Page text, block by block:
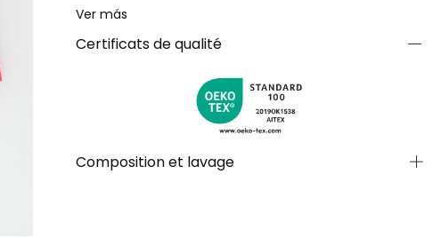
Ver más
Certificats de qualité
Composition et lavage